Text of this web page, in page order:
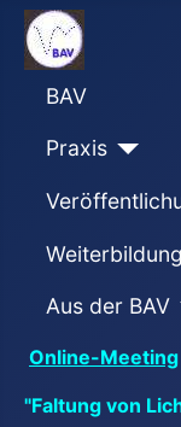
BAV
Praxis
Weiterbildung
Aus der BAV
Online-Meeting
"Faltung von